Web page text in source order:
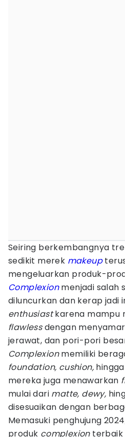
Seiring berkembangnya
sedikit merek makeup
mengeluarkan produk-
Complexionmenjadi salah
diluncurkan dan kerap jadi
enthusiastkarena mampu
flawlessdengan
jerawat, dan pori-pori
Complexionmemiliki
foundation, cushion, hingga
mereka juga menawarkan
mulai dari matte, dewy,
disesuaikan dengan
Memasuki penghujung
produk complexionterbaik